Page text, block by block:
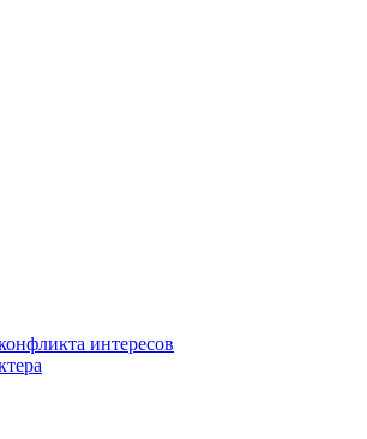
интересов